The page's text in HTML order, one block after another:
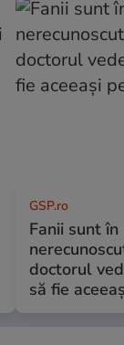
GSP.ro
Fanii sunt în
doctorul
să fie